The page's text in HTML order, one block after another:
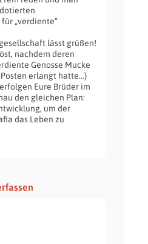
„verdiente“
lässt grüßen!
nachdem deren
Genosse Mucke
erlangt hatte…)
Eure Brüder im
den gleichen Plan:
um der
das Leben zu